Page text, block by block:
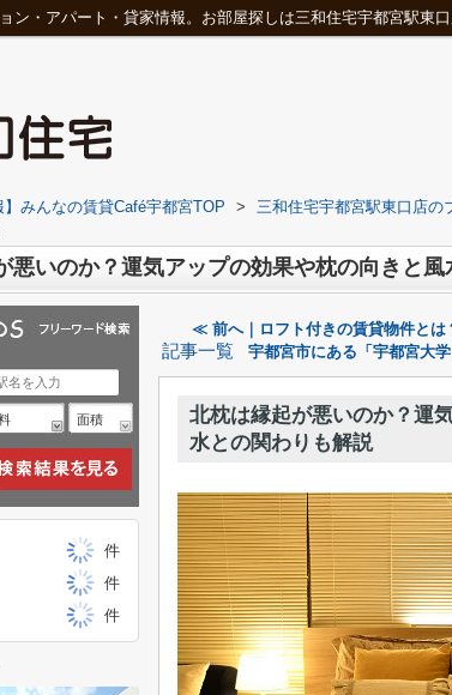
ン・アパート・貸家情報。お部屋探しは三和住宅宇都宮駅東
】みんなの賃貸Café宇都宮TOP > 三和住宅宇都宮駅東口店の
悪いのか？運気アップの効果や枕の向きと
≪ 前へ｜ロフト付きの賃貸物件とは
記事一覧 宇都宮市にある「宇都宮大
北枕は縁起が悪いのか？運
水との関わりも解説
面積
件
件
件